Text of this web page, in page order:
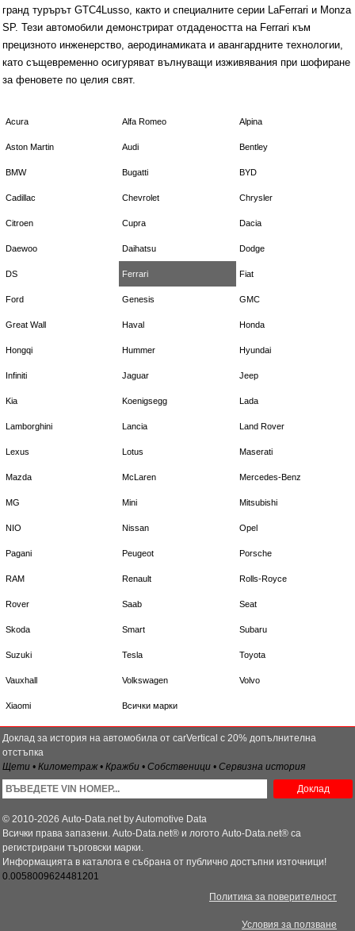
гранд турърът GTC4Lusso, както и специалните серии LaFerrari и Monza
SP. Тези автомобили демонстрират отдадеността на Ferrari към
прецизното инженерство, аеродинамиката и авангардните технологии,
като същевременно осигуряват вълнуващи изживявания при шофиране
за феновете по целия свят.
Acura Alfa Romeo Alpina
Aston Martin Audi Bentley
BMW Bugatti BYD
Cadillac Chevrolet Chrysler
Citroen Cupra Dacia
Daewoo Daihatsu Dodge
DS Ferrari Fiat
Ford Genesis GMC
Great Wall Haval Honda
Hongqi Hummer Hyundai
Infiniti Jaguar Jeep
Kia Koenigsegg Lada
Lamborghini Lancia Land Rover
Lexus Lotus Maserati
Mazda McLaren Mercedes-Benz
MG Mini Mitsubishi
NIO Nissan Opel
Pagani Peugeot Porsche
RAM Renault Rolls-Royce
Rover Saab Seat
Skoda Smart Subaru
Suzuki Tesla Toyota
Vauxhall Volkswagen Volvo
Xiaomi Всички марки
Доклад за история на автомобила от carVertical с 20% допълнителна
отстъпка
Щети • Километраж • Кражби • Собственици • Сервизна история
Доклад
© 2010-2026 Auto-Data.net by Automotive Data
Всички права запазени. Auto-Data.net® и логото Auto-Data.net® са
регистрирани търговски марки.
Информацията в каталога е събрана от публично достъпни източници!
0.0058009624481201
Политика за поверителност
Условия за ползване